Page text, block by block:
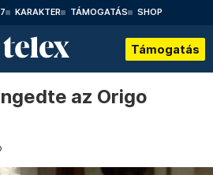
KARAKTER TÁMOGATÁS SHOP
Támogatás
az Origo